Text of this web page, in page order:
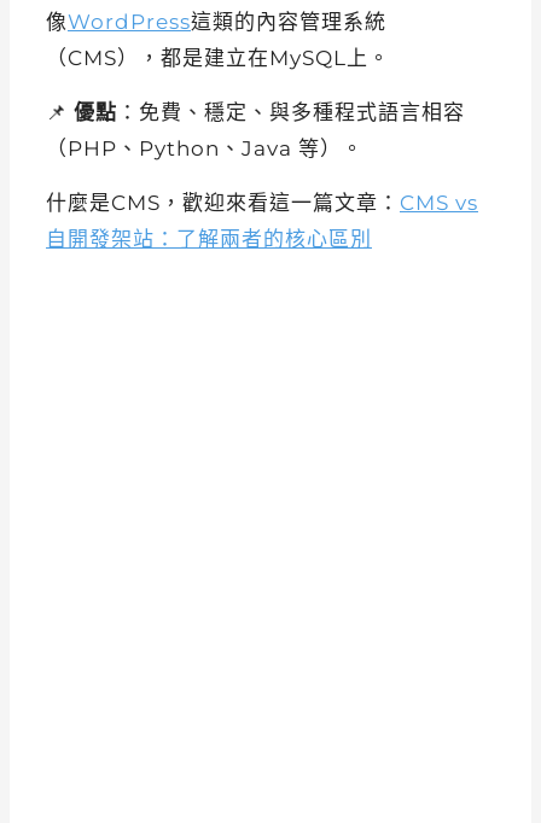
像WordPress這類的內容管理系統
（CMS），都是建立在MySQL上。
📌 優點 ：免費、穩定、與多種程式語言相容
（PHP、Python、Java 等）。
什麼是CMS，歡迎來看這一篇文章： CMS vs
自開發架站：了解兩者的核心區別